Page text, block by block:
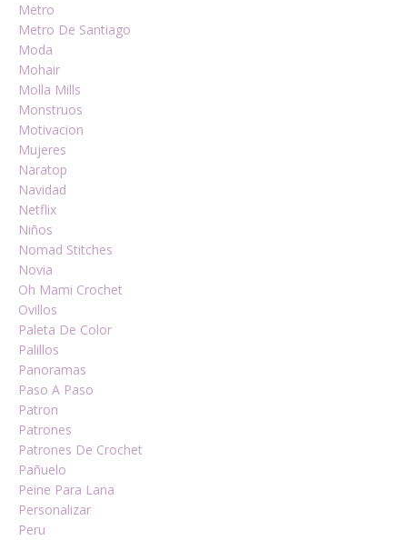
Metro
Metro De Santiago
Moda
Mohair
Molla Mills
Monstruos
Motivacion
Mujeres
Naratop
Navidad
Netflix
Niños
Nomad Stitches
Novia
Oh Mami Crochet
Ovillos
Paleta De Color
Palillos
Panoramas
Paso A Paso
Patron
Patrones
Patrones De Crochet
Pañuelo
Peine Para Lana
Personalizar
Peru